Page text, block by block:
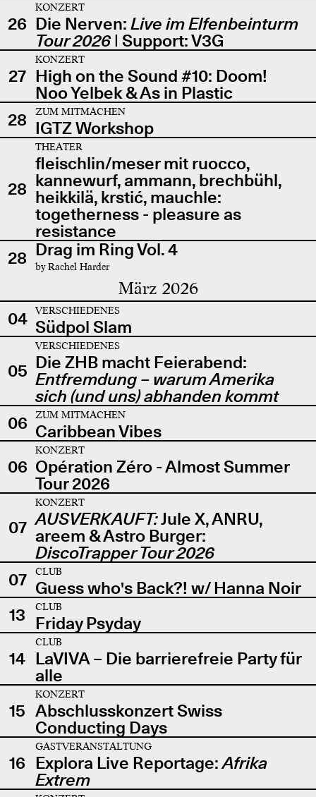
26
KONZERT
Die Nerven: Live im Elfenbeinturm
Tour 2026| Support: V3G
27
KONZERT
High on the Sound #10: Doom!
Noo Yelbek & As in Plastic
28
ZUM MITMACHEN
IGTZ Workshop
28
THEATER
fleischlin/meser mit ruocco,
kannewurf, ammann, brechbühl,
heikkilä, krstić, mauchle:
togetherness - pleasure as
resistance
28 Drag im Ring Vol. 4
by Rachel Harder
März 2026
04 VERSCHIEDENES
Südpol Slam
05
VERSCHIEDENES
Die ZHB macht Feierabend:
Entfremdung – warum Amerika
sich (und uns) abhanden kommt
06
ZUM MITMACHEN
Caribbean Vibes
06
KONZERT
Opération Zéro - Almost Summer
Tour 2026
07
KONZERT
AUSVERKAUFT:Jule X, ANRU,
areem & Astro Burger:
DiscoTrapper Tour 2026
07
CLUB
Guess who's Back?! w/ Hanna Noir
13
CLUB
Friday Psyday
14
CLUB
LaVIVA – Die barrierefreie Party für
alle
15
KONZERT
Abschlusskonzert Swiss
Conducting Days
16
GASTVERANSTALTUNG
Explora Live Reportage:Afrika
Extrem